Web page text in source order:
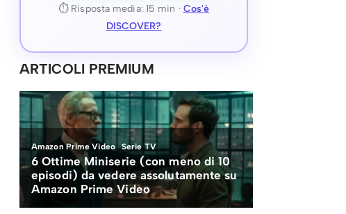
⏱ Risposta media: 15 min · Cos'è
DISCOVER?
ARTICOLI PREMIUM